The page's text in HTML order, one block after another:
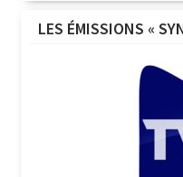
LES ÉMISSIONS «